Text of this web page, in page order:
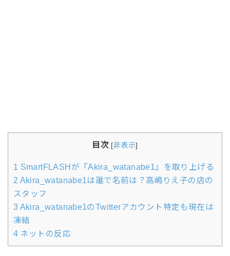
目次 [非表示]
1 SmartFLASHが『Akira_watanabe1』を取り上げる
2 Akira_watanabe1は誰で名前は？高嶋りえ子の店の
スタッフ
3 Akira_watanabe1のTwitterアカウント特定も現在は
凍結
4 ネットの反応